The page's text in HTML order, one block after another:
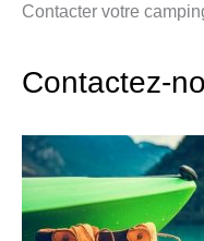
Contacter votre
Contactez-